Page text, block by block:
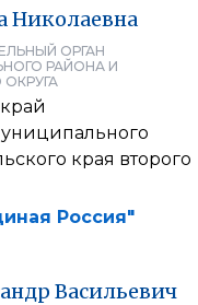
Николаевна
ОРГАН
РАЙОНА И
края второго
Россия"
Васильевич